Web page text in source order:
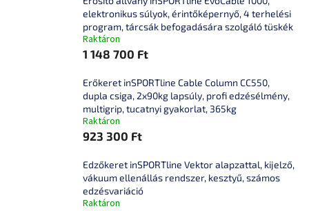
elektronikus súlyok, érintőképernyő, 4 terhelési
program, tárcsák befogadására szolgáló tüskék
Raktáron
1 148 700 Ft
Erőkeret inSPORTline Cable Column CC550,
dupla csiga, 2x90kg lapsúly, profi edzésélmény,
multigrip, tucatnyi gyakorlat, 365kg
Raktáron
923 300 Ft
Edzőkeret inSPORTline Vektor alapzattal, kijelző,
vákuum ellenállás rendszer, kesztyű, számos
edzésvariáció
Raktáron